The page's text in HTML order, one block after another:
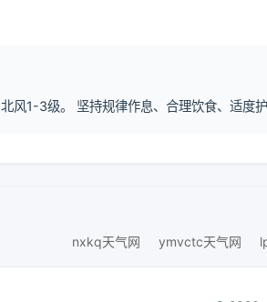
1-3级。 坚持规律作息、合理饮食、适度护
nxkq天气网
ymvctc天气网